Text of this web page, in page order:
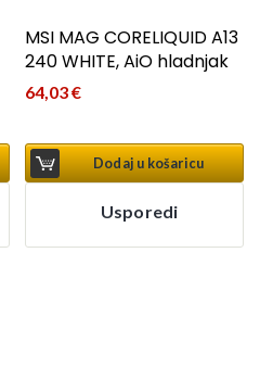
MSI MAG CORELIQUID A13
240 WHITE, AiO hladnjak
64,03€
Dodaj u košaricu
Usporedi